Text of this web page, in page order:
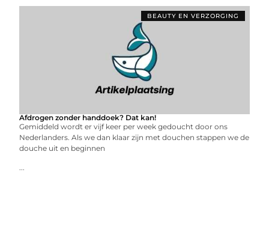
BEAUTY EN VERZORGING
Afdrogen zonder handdoek? Dat kan!
Gemiddeld wordt er vijf keer per week gedoucht door ons
Nederlanders. Als we dan klaar zijn met douchen stappen we de
douche uit en beginnen
...